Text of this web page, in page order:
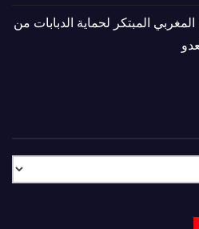
المغربي المبتكر لحماية الدبابات من